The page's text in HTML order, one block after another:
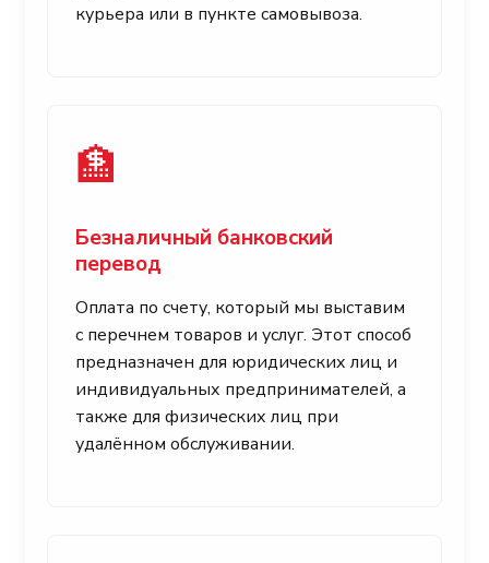
курьера или в пункте самовывоза.
🏦
Безналичный банковский
перевод
Оплата по счету, который мы выставим
с перечнем товаров и услуг. Этот способ
предназначен для юридических лиц и
индивидуальных предпринимателей, а
также для физических лиц при
удалённом обслуживании.